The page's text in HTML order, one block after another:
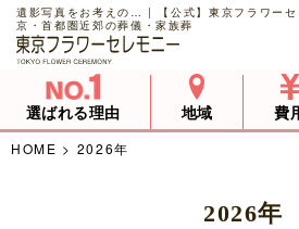
遺影写真をお考えの… | 【公式】東京フラワーセ
京・首都圏近郊の葬儀・家族葬
選ばれる理由 地域 費
HOME > 2026年
2026年